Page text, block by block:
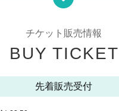
チケット販売情報
BUY TICKET
先着販売受付